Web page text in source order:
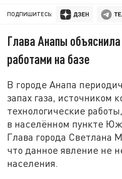
ПОДПИШИТЕСЬ:
Глава Анапы
работами на базе
В городе Анапа
запах газа, источником
технологические
в населённом пункте
Глава города Светлана
что данное явление не
населения.